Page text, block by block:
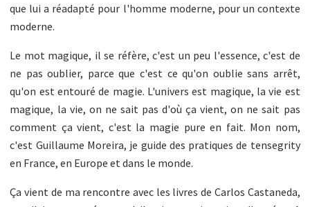
que lui a réadapté pour l'homme moderne, pour un contexte
moderne.
Le mot magique, il se réfère, c'est un peu l'essence, c'est de
ne pas oublier, parce que c'est ce qu'on oublie sans arrêt,
qu'on est entouré de magie. L'univers est magique, la vie est
magique, la vie, on ne sait pas d'où ça vient, on ne sait pas
comment ça vient, c'est la magie pure en fait. Mon nom,
c'est Guillaume Moreira, je guide des pratiques de tensegrity
en France, en Europe et dans le monde.
Ça vient de ma rencontre avec les livres de Carlos Castaneda,